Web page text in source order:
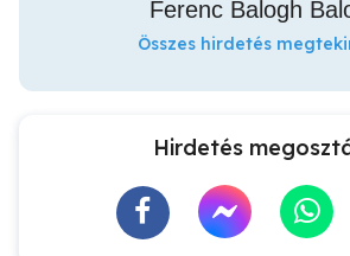
Ferenc Balogh
Összes hirdetés
Hirdetés